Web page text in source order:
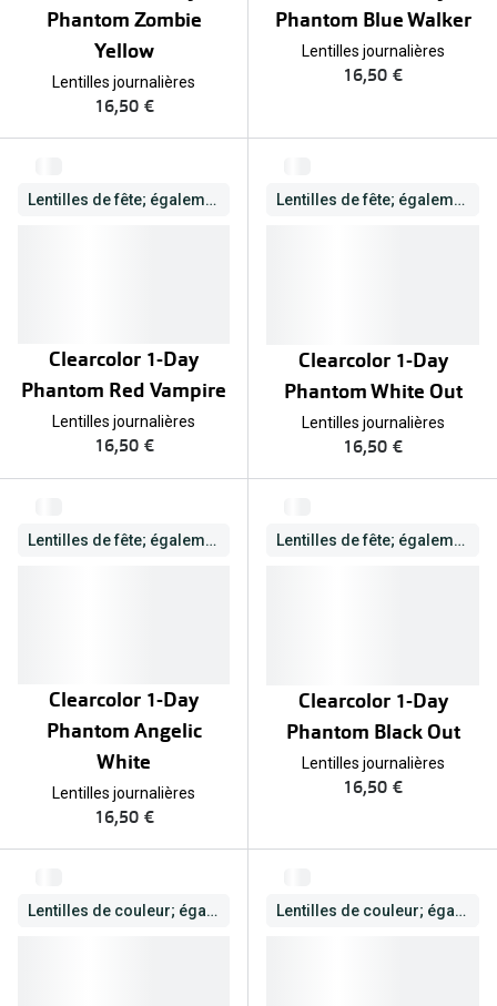
Seen
Oakley
Verres photochromiques
Lunettes de nuit
Tout sur les lunettes
Bausch &
Contrôle
Tout
Phantom Zombie
Yellow
Lentilles journalières
16,50 €
Phantom Blue Walker
Lentilles journalières
16,50 €
Lentilles de fête; également correctrices
Clearcolor 1-Day
Phantom Red Vampire
Lentilles journalières
16,50 €
Lentilles de fête; également correctrices
Clearcolor 1-Day
Phantom White Out
Lentilles journalières
16,50 €
Lentilles de fête; également correctrices
Clearcolor 1-Day
Phantom Angelic
White
Lentilles journalières
16,50 €
Lentilles de fête; également correctrices
Clearcolor 1-Day
Phantom Black Out
Lentilles journalières
16,50 €
Lentilles de couleur; également correctrices Lentilles de couleur; également correctrices